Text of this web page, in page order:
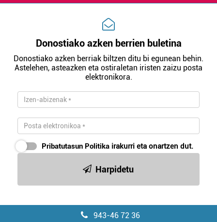
buruzko informazio gehiago eta ezarri zure lehentasunak
datuen atalean. Edozein unetan alda edo ken dezakezu
zure baimena Cookieen adierazpenean.
fitxategiak erabiltzen ditu. Zure esperientzia eta
zerbitzuak hobetzeko asmoz, cookie teknologiaz
erabiltzeko baimen esplizitua ematen diguzu.
irakurri
Donostiako azken berrien buletina
Donostiako azken berriak biltzen ditu bi egunean behin.
Astelehen, asteazken eta ostiraletan iristen zaizu posta
elektronikora.
Pribatutasun Politika irakurri eta onartzen dut.
Harpidetu
943-46 72 36